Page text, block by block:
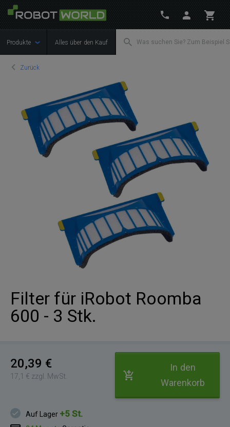
Produkte Alles über den Kauf
Zurück
Filter für iRobot Roomba
600 - 3 Stk.
20,39 €
17,1 € zzgl. MwSt.
In den
Warenkorb
Auf Lager +5 St.